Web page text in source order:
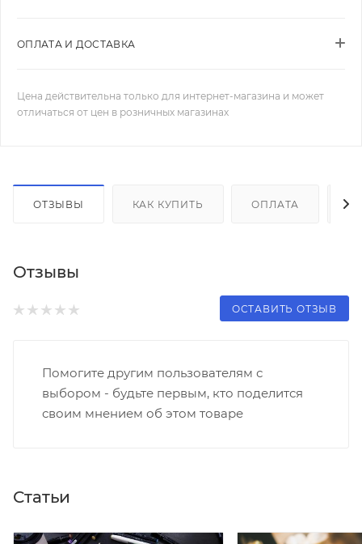
ОПЛАТА И ДОСТАВКА
Цена действительна только для интернет-магазина и может
отличаться от цен в розничных магазинах
ОТЗЫВЫ КАК КУПИТЬ ОПЛАТА
Отзывы
ОСТАВИТЬ ОТЗЫВ
Помогите другим пользователям с
выбором - будьте первым, кто поделится
своим мнением об этом товаре
Статьи